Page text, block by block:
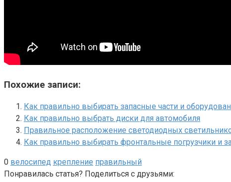
Похожие записи:
Как правильно выбирать запасные части и
Как правильно выбрать диски для автомобиля
Правильное расположение светодиодных
Как правильно выбирать фронтальные погрузчики и
0 велосипед крепление правильный
Понравилась статья? Поделиться с друзьями: